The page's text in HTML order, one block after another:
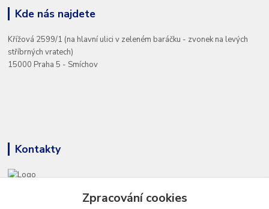
Kde nás najdete
Křížová 2599/1 (na hlavní ulici v zeleném baráčku - zvonek na levých
stříbrných vratech)
15000 Praha 5 - Smíchov
Kontakty
+420 777 286 674Zpracování cookies